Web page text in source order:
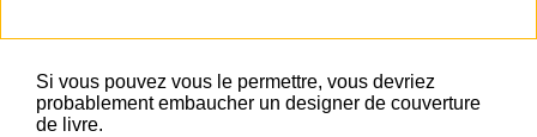
Si vous pouvez vous le permettre, vous devriez
probablement embaucher un designer de couverture
de livre.